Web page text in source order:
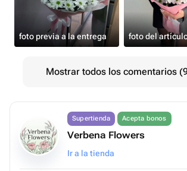
foto previa a la entrega foto del
Mostrar todos los comentarios
Supertienda Acepta bonos
Verbena Flowers
Ir a la tienda